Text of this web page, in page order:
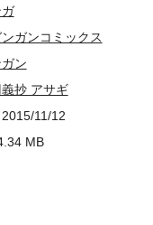
ガンコミックス
ン
抄 アサギ
2015/11/12
MB